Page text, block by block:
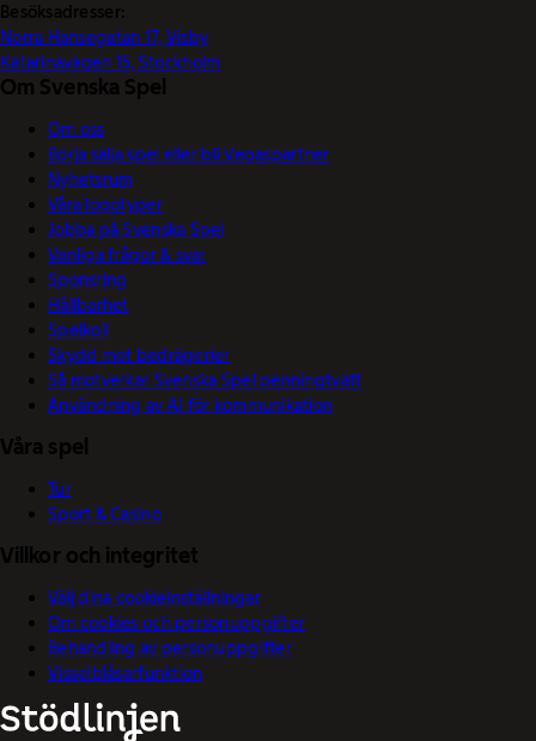
Besöksadresser:
Norra Hansegatan 17, Visby
Katarinavägen 15, Stockholm
Om Svenska Spel
Om oss
Börja sälja spel eller bli Vegaspartner
Nyhetsrum
Våra logotyper
Jobba på Svenska Spel
Vanliga frågor & svar
Sponsring
Hållbarhet
Spelkoll
Skydd mot bedrägerier
Så motverkar Svenska Spel penningtvätt
Användning av AI för kommunikation
Våra spel
Tur
Sport & Casino
Villkor och integritet
Välj dina cookieinställningar
Om cookies och personuppgifter
Behandling av personuppgifter
Visselblåsarfunktion